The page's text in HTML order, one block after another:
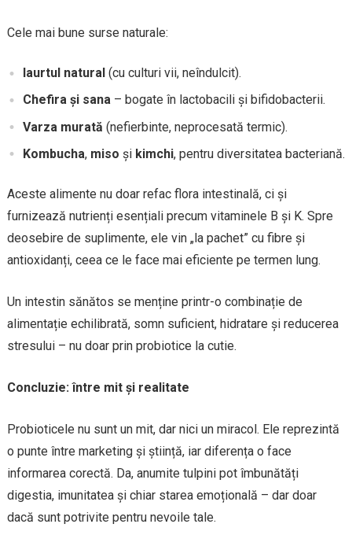
Cele mai bune surse naturale:
Iaurtul natural(cu culturi vii, neîndulcit).
Chefira și sana– bogate în lactobacili și bifidobacterii.
Varza murată (nefierbinte, neprocesată termic).
Kombucha, miso și kimchi, pentru diversitatea bacteriană.
Aceste alimente nu doar refac flora intestinală, ci și
furnizează nutrienți esențiali precum vitaminele B și K. Spre
deosebire de suplimente, ele vin „la pachet” cu fibre și
antioxidanți, ceea ce le face mai eficiente pe termen lung.
Un intestin sănătos se menține printr-o combinație de
alimentație echilibrată, somn suficient, hidratare și reducerea
stresului – nu doar prin probiotice la cutie.
Concluzie: între mit și realitate
Probioticele nu sunt un mit, dar nici un miracol. Ele reprezintă
o punte între marketing și știință, iar diferența o face
informarea corectă. Da, anumite tulpini pot îmbunătăți
digestia, imunitatea și chiar starea emoțională – dar doar
dacă sunt potrivite pentru nevoile tale.